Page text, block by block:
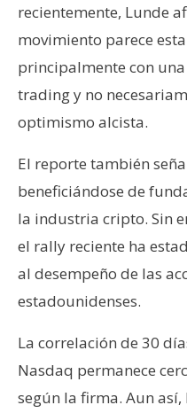
recientemente, Lunde
movimiento parece
principalmente con
trading y no
optimismo alcista.
El reporte también
beneficiándose de
la industria cripto. Sin
el rally reciente ha
al desempeño de las
estadounidenses.
La correlación de 30
Nasdaq permanece
según la firma. Aun